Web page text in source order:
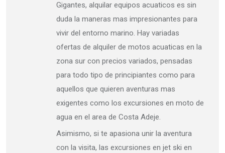
Gigantes, alquilar equipos acuaticos es sin
duda la maneras mas impresionantes para
vivir del entorno marino. Hay variadas
ofertas de alquiler de motos acuaticas en la
zona sur con precios variados, pensadas
para todo tipo de principiantes como para
aquellos que quieren aventuras mas
exigentes como los excursiones en moto de
agua en el area de Costa Adeje.
Asimismo, si te apasiona unir la aventura
con la visita, las excursiones en jet ski en